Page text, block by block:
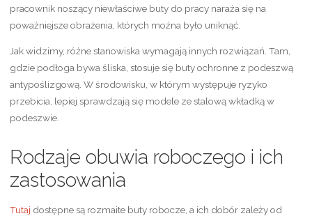
pracownik noszący niewłaściwe buty do pracy naraża się na
poważniejsze obrażenia, których można było uniknąć.
Jak widzimy, różne stanowiska wymagają innych rozwiązań. Tam,
gdzie podłoga bywa śliska, stosuje się buty ochronne z podeszwą
antypoślizgową. W środowisku, w którym występuje ryzyko
przebicia, lepiej sprawdzają się modele ze stalową wkładką w
podeszwie.
Rodzaje obuwia roboczego i ich
zastosowania
Tutaj dostępne są rozmaite buty robocze, a ich dobór zależy od